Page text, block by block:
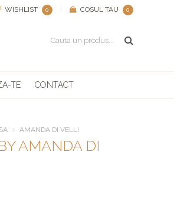
WISHLIST 0 COSUL TAU 0
TE CONTACT
AMANDA DI VELLI
AMANDA DI